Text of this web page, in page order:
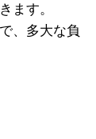
ます。
、多大な負